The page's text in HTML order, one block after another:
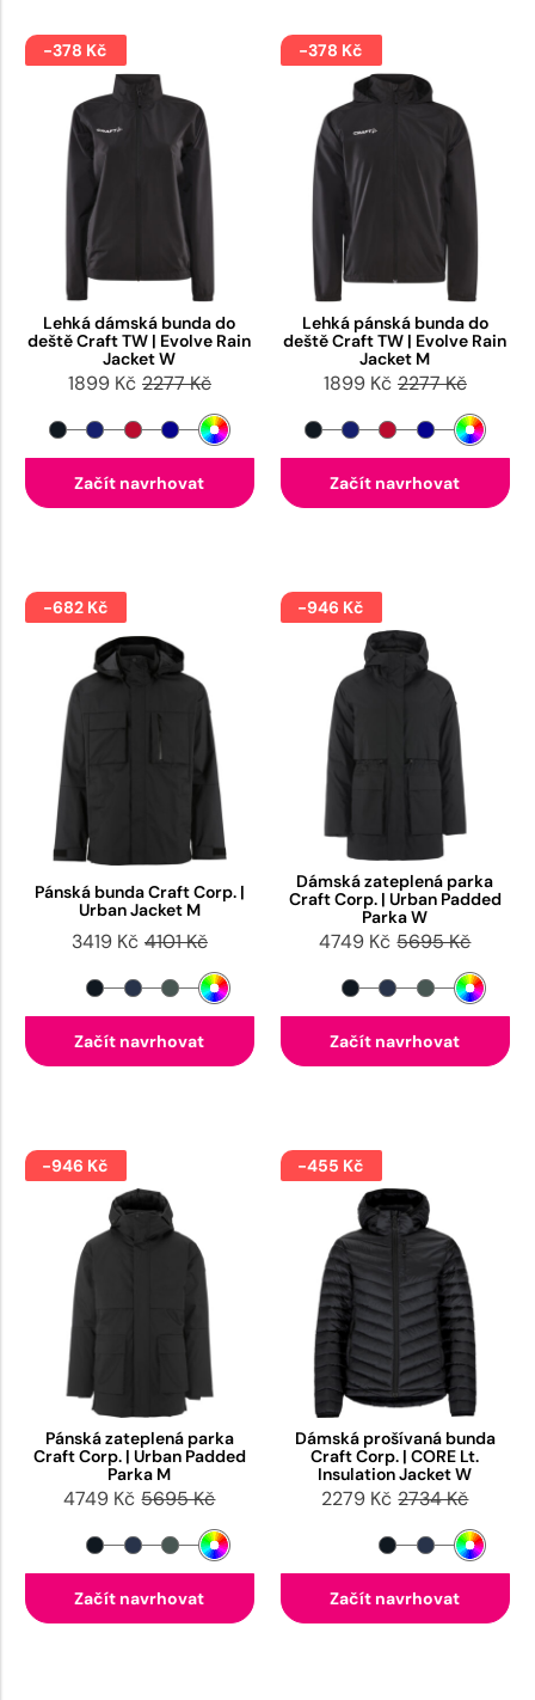
-378 Kč
Lehká dámská bunda do
deště Craft TW | Evolve Rain
Jacket W
1899 Kč 2277 Kč
Začít navrhovat
-378 Kč
Lehká pánská bunda do
deště Craft TW | Evolve Rain
Jacket M
1899 Kč 2277 Kč
Začít navrhovat
-682 Kč
Pánská bunda Craft Corp. |
Urban Jacket M
3419 Kč 4101 Kč
Začít navrhovat
-946 Kč
Dámská zateplená parka
Craft Corp. | Urban Padded
Parka W
4749 Kč 5695 Kč
Začít navrhovat
-946 Kč
Pánská zateplená parka
Craft Corp. | Urban Padded
Parka M
4749 Kč 5695 Kč
Začít navrhovat
-455 Kč
Dámská prošívaná bunda
Craft Corp. | CORE Lt.
Insulation Jacket W
2279 Kč 2734 Kč
Začít navrhovat